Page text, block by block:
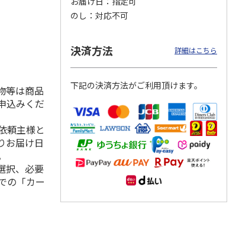
等は商品
込みくだ
頼主様と
お届け日
択、必要
の「カー
のし
対応不可
決済方法 詳細はこちら
下記の決済方法がご利用頂けます。